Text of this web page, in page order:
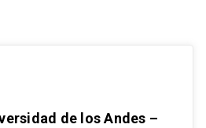
de los Andes –